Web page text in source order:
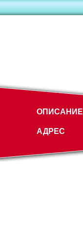
ОПИСАНИЕ
АДРЕС